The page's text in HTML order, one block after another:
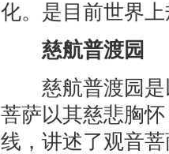
化。是目前世界
慈航普渡园
慈航普渡园是
菩萨以其慈悲胸
线，讲述了观音